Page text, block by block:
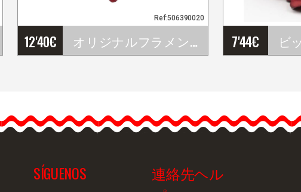
12'40€ オリジナルフラメンコピアス
Ref:506390020
7'44€
SÍGUENOS
連絡先ヘル